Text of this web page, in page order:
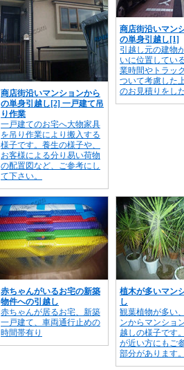
商店街沿いマンションから
の単身引越し[2] 一戸建て吊
り作業
一戸建てのお宅へ大物家具
を吊り作業により搬入する
様子です。養生の様子や、
お客様による分り易い荷物
の配置図など、ご参考にし
て下さい。
商店街沿いマン
の単身引越し[1]
引越し元の建物
いに位置してい
業時間やトラッ
ついて考慮した
のお見積りをし
赤ちゃんがいるお宅の新築
物件への引越し
赤ちゃんが居るお宅、新築
一戸建て、車両通行止めの
時間帯有り
植木が多いマン
し
観葉植物が多い
ンからマンショ
越しの様子です
が近い方にもご
部分があります